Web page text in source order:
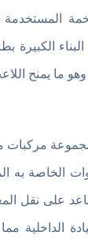
المستخدمة
ما يمنح
الخاصة
على نقل
الداخلية